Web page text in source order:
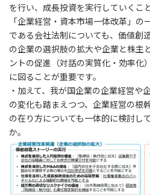
を行い、成長投資を実行していくこ
「企業経営・資本市場一体改革」
である会社法制についても、価値創
の企業の選択肢の拡大や企業と株主
ントの促進（対話の実質化・効率化
に図ることが重要です。
・加えて、我が国企業の企業経営や
の変化も踏まえつつ、企業経営の根
の在り方についても一体的に検討し
か。